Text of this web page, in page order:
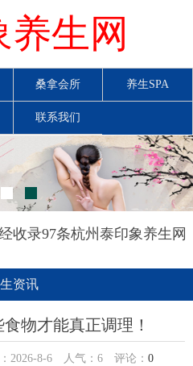
生网
桑拿会所 养生SPA
联系我们
收录97条杭州泰印象养生网
资讯
物才能真正调理！
2026-8-6 人气： 6评论： 0